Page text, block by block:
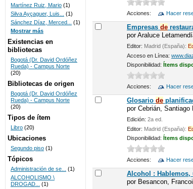
Acciones: Hacer
Empresas de
porAraluce
Editor: Madrid (España):
Acceso en Línea:
Disponibilidad: Ítems
Acciones: Hacer
Glosario de
por Cebrián, Santiago
Edición: 2a ed.
Editor: Madrid (España):
Disponibilidad: Ítems
Acciones: Hacer
Alcohol : Hablemos,
por Besancon,
Martínez Ruiz, Mario (1)
Silva Ayçaguer, Luis...
(1)
Sánchez Díaz, Merced...
(1)
Mostrar más
Existencias en
bibliotecas
Bogotá (Dr. David Ordóñez
Rueda) - Campus Norte
(20)
Bibliotecas de origen
Bogotá (Dr. David Ordóñez
Rueda) - Campus Norte
(20)
Tipos de ítem
Libro (20)
Ubicaciones
Segundo piso (1)
Tópicos
Administración de se...
(1)
ALCOHOLISMO \
DROGAD...
(1)